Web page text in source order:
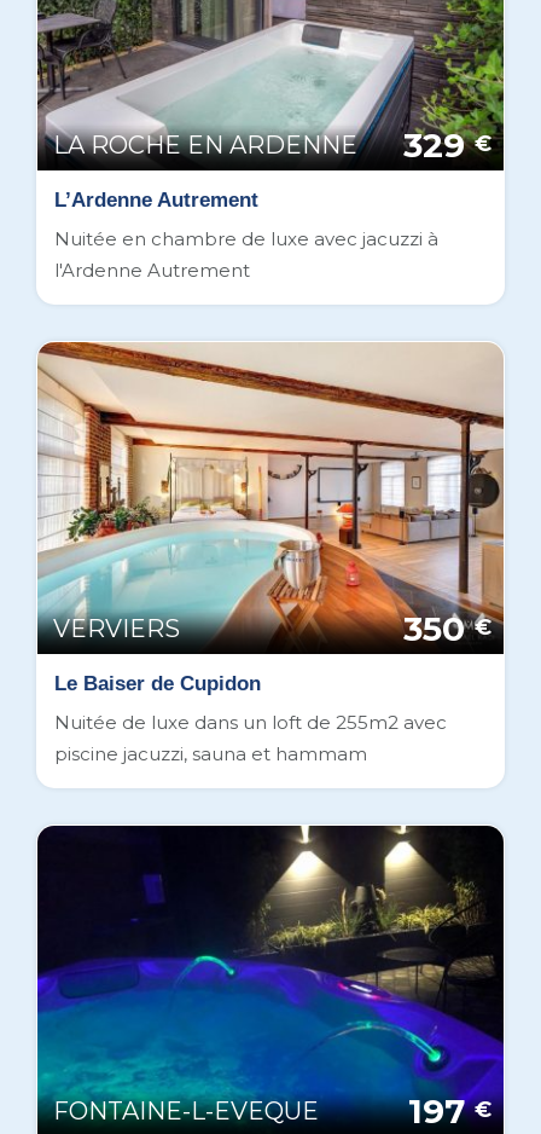
LA ROCHE EN ARDENNE 329 €
L’Ardenne Autrement
Nuitée en chambre de luxe avec jacuzzi à
l'Ardenne Autrement
VERVIERS 350 €
Le Baiser de Cupidon
Nuitée de luxe dans un loft de 255m2 avec
piscine jacuzzi, sauna et hammam
FONTAINE-L-EVEQUE 197 €